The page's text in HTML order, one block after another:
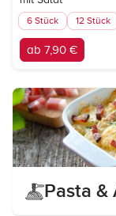
6 Stück 12 Stück
ab 7,90 €
Pasta &